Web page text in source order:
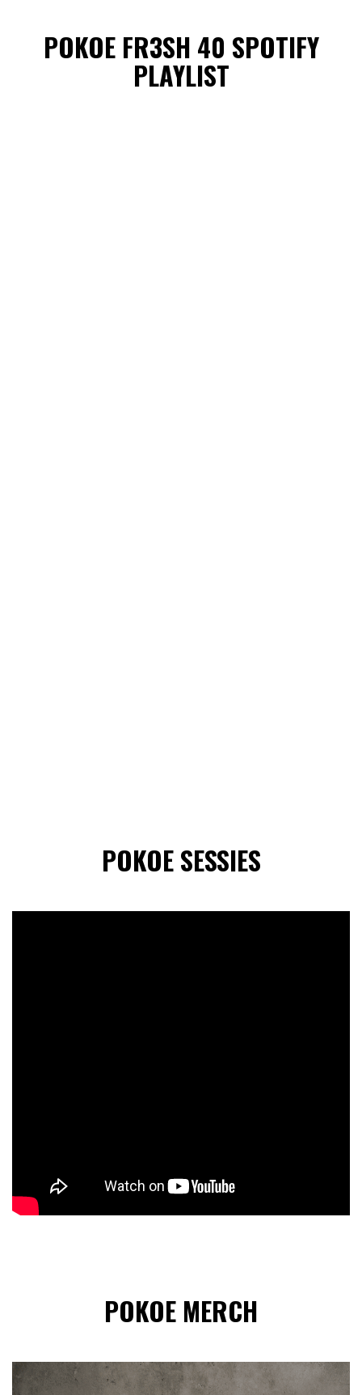
POKOE FR3SH 40 SPOTIFY
PLAYLIST
POKOE SESSIES
POKOE MERCH